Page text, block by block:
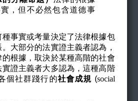
，但不必然包含道德事
實或考量決定了法律根據包
大部分的法實證主義者認為，
根據，取決於某種高階的社會
證主義者大多認為，這種高階
個社群踐行的社會成規 (social